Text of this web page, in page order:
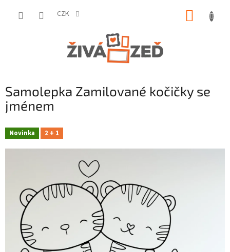
CZK
Samolepka Zamilované kočičky se
jménem
Novinka 2 + 1